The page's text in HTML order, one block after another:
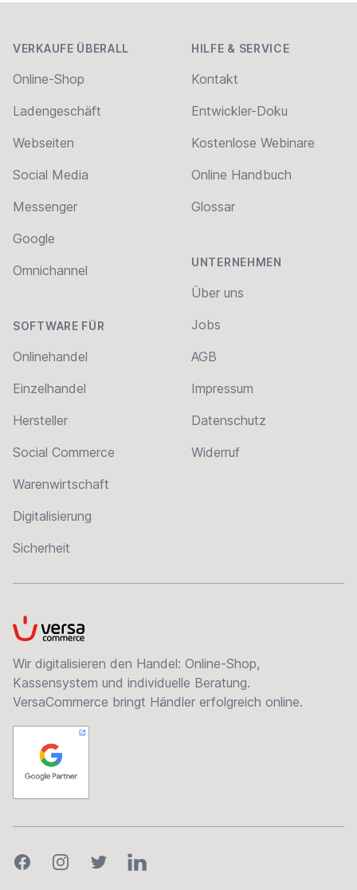
VERKAUFE ÜBERALL
Online-Shop
Ladengeschäft
Webseiten
Social Media
Messenger
Google
Omnichannel
SOFTWARE FÜR
Onlinehandel
Einzelhandel
Hersteller
Social Commerce
Warenwirtschaft
Digitalisierung
Sicherheit
HILFE & SERVICE
Kontakt
Entwickler-Doku
Kostenlose Webinare
Online Handbuch
Glossar
UNTERNEHMEN
Über uns
Jobs
AGB
Impressum
Datenschutz
Widerruf
VersaCommerce
Wir digitalisieren den Handel: Online-Shop,
Kassensystem und individuelle Beratung.
VersaCommerce bringt Händler erfolgreich online.
FacebookInstagramTwitterLinkedIn